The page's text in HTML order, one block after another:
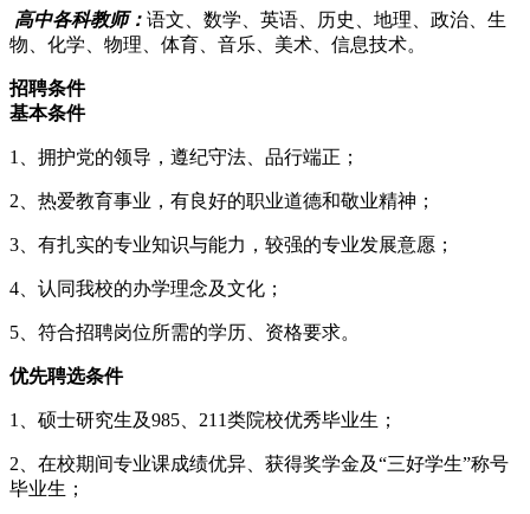
高中各科教师： 语文、数学、英语、历史、地理、政治、生
物、化学、物理、体育、音乐、美术、信息技术。
招聘条件
基本条件
1、拥护党的领导，遵纪守法、品行端正；
2、热爱教育事业，有良好的职业道德和敬业精神；
3、有扎实的专业知识与能力，较强的专业发展意愿；
4、认同我校的办学理念及文化；
5、符合招聘岗位所需的学历、资格要求。
优先聘选条件
1、硕士研究生及985、211类院校优秀毕业生；
2、在校期间专业课成绩优异、获得奖学金及“三好学生”称号
毕业生；